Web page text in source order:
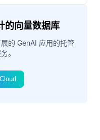
的向量数据库
的 GenAI 应用的托管
。